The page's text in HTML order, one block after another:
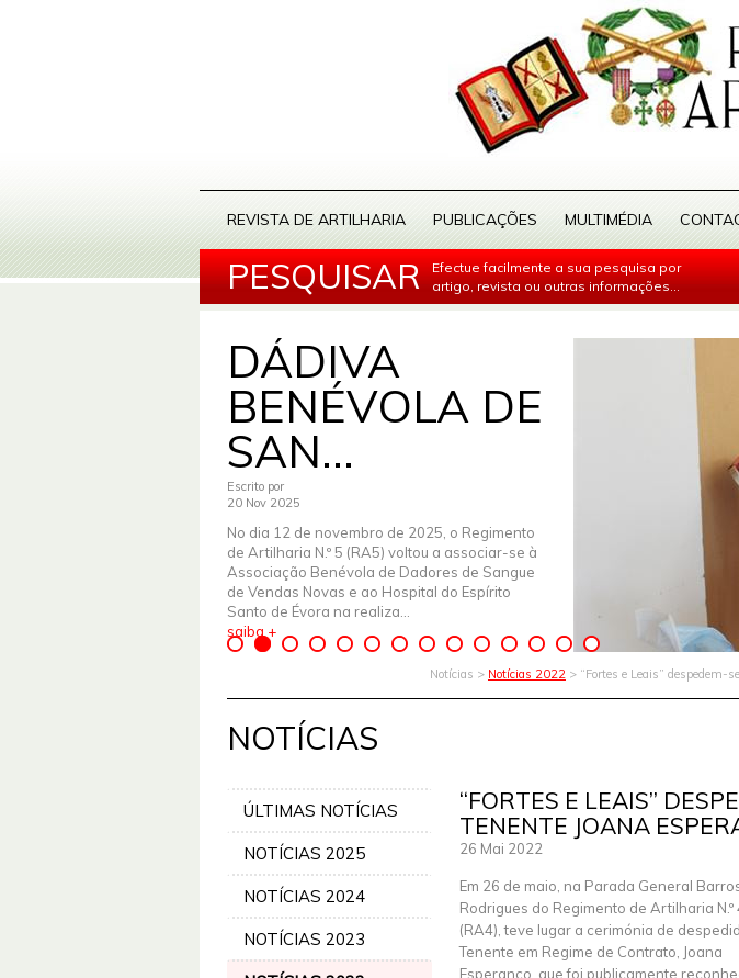
REVISTA DE ARTILHARIA PUBLICAÇÕES MULTIMÉDIA
PESQUISAR
Efectue facilmente a sua pesquisa por
artigo, revista ou outras informações...
DÁDIVA
BENÉVOLA DE
SAN...
Escrito por
20 Nov 2025
No dia 12 de novembro de 2025, o Regimento
de Artilharia N.º 5 (RA5) voltou a associar-se à
Associação Benévola de Dadores de Sangue
de Vendas Novas e ao Hospital do Espírito
Santo de Évora na realiza...
saiba +
Notícias > Notícias 2022 > “Fortes e Leais” despedem-
NOTÍCIAS
ÚLTIMAS NOTÍCIAS
NOTÍCIAS 2025
NOTÍCIAS 2024
NOTÍCIAS 2023
“FORTES E LEAIS”
TENENTE JOANA
26 Mai 2022
Em 26 de maio, na Parada General
Rodrigues do Regimento de Artilharia N.º
(RA4), teve lugar a cerimónia de
Tenente em Regime de Contrato, Joana
Esperanço, que foi publicamente